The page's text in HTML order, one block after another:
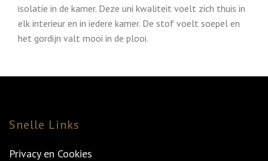
isolatie in de kamer. Deze uni kwaliteit voelt zich thuis in
elk interieur en in iedere kamer. De stof voelt soepel en
het gordijn valt mooi in de plooi.
Snelle Links
Privacy en Cookies